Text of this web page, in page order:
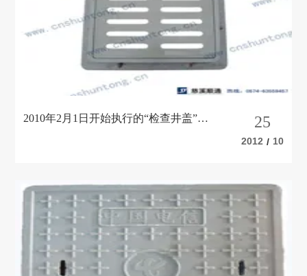
2010年2月1日开始执行的“检查井盖”国
25
2012 / 10